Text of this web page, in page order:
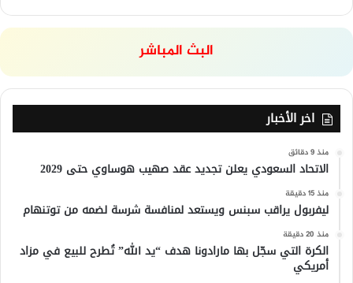
البث المباشر
اخر الأخبار
منذ 9 دقائق
الاتحاد السعودي يعلن تجديد عقد صهيب هوساوي حتى 2029
منذ 15 دقيقة
ليفربول يراقب سبنس ويستعد لمنافسة شرسة لضمه من توتنهام
منذ 20 دقيقة
الكرة التي سجّل بها مارادونا هدف “يد الله” تُطرح للبيع في مزاد
أمريكي